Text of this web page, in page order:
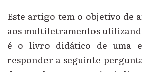
Este artigo tem o objetivo de
aos multiletramentos
é o livro didático de uma
responder a seguinte